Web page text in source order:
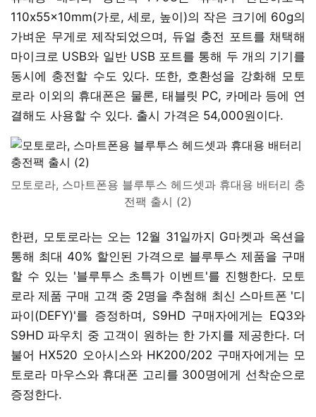
110x55x10mm(가로, 세로, 높이)의 작은 크기에 60g의
가벼운 무게로 제작되었으며, 듀얼 충전 포트를 채택해
마이크로 USB와 일반 USB 포트를 통해 두 개의 기기를
동시에 충전할 수도 있다. 또한, 호환성을 강화해 모토
로라 이외의 휴대폰은 물론, 태블릿 PC, 카메라 등에 연
결해도 사용할 수 있다. 출시 가격은 54,000원이다.
모토로라, 스마트폰용 블루투스 헤드셋과 휴대용 배터리 충
전팩 출시 (2)
한편, 모토로라는 오는 12월 31일까지 G마켓과 옥션을
통해 최대 40% 할인된 가격으로 블루투스 제품을 구매
할 수 있는 '블루투스 초특가 이벤트'를 진행한다. 모토
로라 제품 구매 고객 중 2명을 추첨해 최신 스마트폰 '디
파이(DEFY)'를 증정하며, S9HD 구매자에게는 EQ3와
S9HD 파우치 중 고객이 원하는 한 가지를 제공한다. 더
불어 HX520 오아시스와 HK200/202 구매자에게는 모
토로라 마우스와 휴대폰 고리를 300명에게 선착순으로
증정한다.